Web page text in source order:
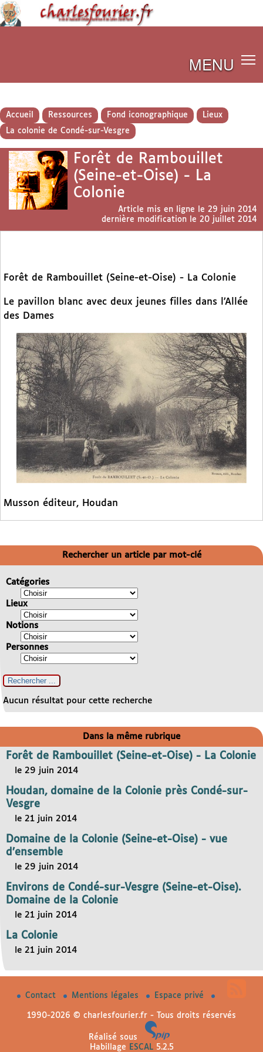
MENU
Accueil Ressources Fond iconographique
Lieux
La colonie de Condé-sur-Vesgre
Forêt de Rambouillet
(Seine-et-Oise) - La
Colonie
Article mis en ligne le 29 juin 2014
dernière modification le 20 juillet 2014
Forêt de Rambouillet (Seine-et-Oise) - La Colonie
Le pavillon blanc avec deux jeunes filles dans l’Allée
des Dames
Musson éditeur, Houdan
Rechercher un article par mot-clé
Catégories
Lieux
Notions
Personnes
Aucun résultat pour cette recherche
Dans la même rubrique
Forêt de Rambouillet (Seine-et-Oise) - La Colonie
le 29 juin 2014
Houdan, domaine de la Colonie près Condé-sur-
Vesgre
le 21 juin 2014
Domaine de la Colonie (Seine-et-Oise) - vue
d’ensemble
le 29 juin 2014
Environs de Condé-sur-Vesgre (Seine-et-Oise).
Domaine de la Colonie
le 21 juin 2014
La Colonie
le 21 juin 2014
Contact Mentions légales Espace privé
1990-2026 © charlesfourier.fr - Tous droits réservés
Réalisé sous
Habillage
ESCAL5.2.5